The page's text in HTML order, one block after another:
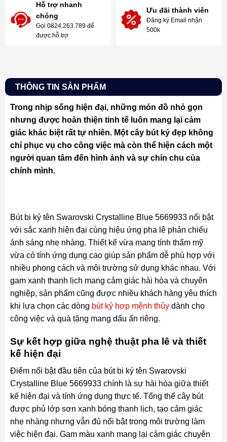
Hỗ trợ nhanh
chóng
Gọi 0824.263.789 để
được hỗ trợ
Ưu đãi thành viên
Đăng ký Email nhận
500k
THÔNG TIN SẢN PHẨM
Trong nhịp sống hiện đại, những món đồ nhỏ gọn
nhưng được hoàn thiện tinh tế luôn mang lại cảm
giác khác biệt rất tự nhiên. Một cây bút ký đẹp không
chỉ phục vụ cho công việc mà còn thể hiện cách một
người quan tâm đến hình ảnh và sự chỉn chu của
chính mình.
Bút bi ký tên Swarovski Crystalline Blue 5669933 nổi bật
với sắc xanh hiện đại cùng hiệu ứng pha lê phản chiếu
ánh sáng nhẹ nhàng. Thiết kế vừa mang tính thẩm mỹ
vừa có tính ứng dụng cao giúp sản phẩm dễ phù hợp với
nhiều phong cách và môi trường sử dụng khác nhau. Với
gam xanh thanh lịch mang cảm giác hài hòa và chuyên
nghiệp, sản phẩm cũng được nhiều khách hàng yêu thích
khi lựa chọn các dòng bút ký hợp mệnh thủydành cho
công việc và quà tặng mang dấu ấn riêng.
Sự kết hợp giữa nghệ thuật pha lê và thiết
kế hiện đại
Điểm nổi bật đầu tiên của bút bi ký tên Swarovski
Crystalline Blue 5669933 chính là sự hài hòa giữa thiết
kế hiện đại và tính ứng dụng thực tế. Tổng thể cây bút
được phủ lớp sơn xanh bóng thanh lịch, tạo cảm giác
nhẹ nhàng nhưng vẫn đủ nổi bật trong môi trường làm
việc hiện đại. Gam màu xanh mang lại cảm giác chuyên